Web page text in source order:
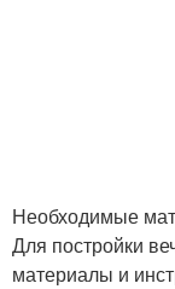
Необходимые
Для постройки
материалы и